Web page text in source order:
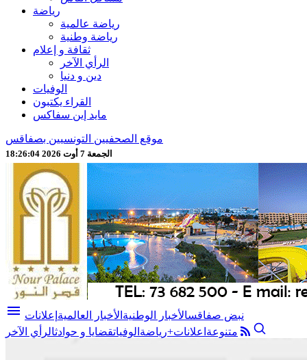
رياضة
رياضة عالمية
رياضة وطنية
ثقافة و إعلام
الرأي الآخر
دين و دنيا
الوفيات
القراء يكتبون
مايد إين سفاكس
موقع الصحفيين التونسيين بصفاقس
الجمعة 7 أوت 2026 18:26:06
menu نبض صفاقسالأخبار الوطنية الأخبار العالمية إعلانات
متنوعة اعلانات+رياضة الوفياتقضايا و حوادثالرأي الآخر